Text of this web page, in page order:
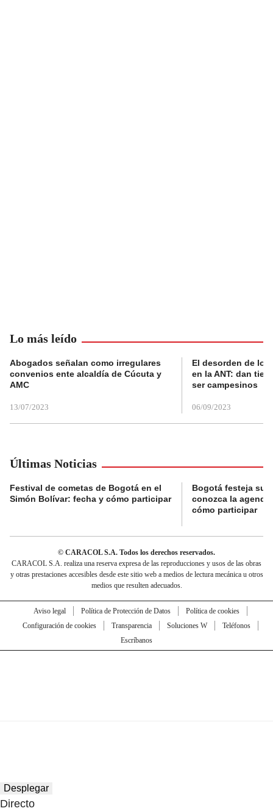
Lo más leído
Abogados señalan como irregulares
convenios ente alcaldía de Cúcuta y
AMC
13/07/2023
El desorden de
en la ANT: dan
ser campesinos
06/09/2023
Últimas Noticias
Festival de cometas de Bogotá en el
Simón Bolívar: fecha y cómo participar
Bogotá festeja su
conozca la
cómo participar
© CARACOL S.A. Todos los derechos reservados.
CARACOL S.A. realiza una reserva expresa de las reproducciones y usos de las obras
y otras prestaciones accesibles desde este sitio web a medios de lectura mecánica u otros
medios que resulten adecuados.
Aviso legal Política de Protección de Datos
Política de cookies
Configuración de cookies
Transparencia Soluciones W
Teléfonos
Escríbanos
Desplegar
Directo